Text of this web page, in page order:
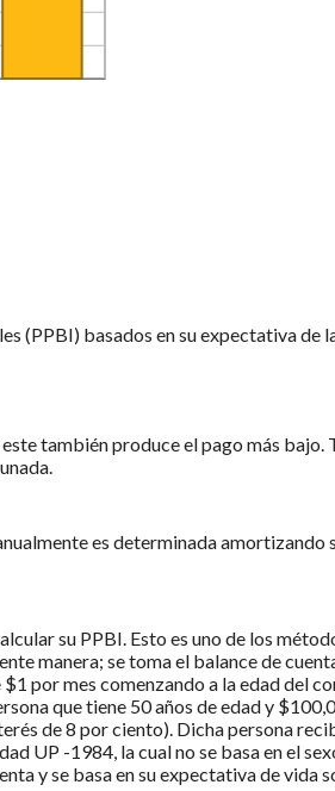
(PPBI) basados en su expectativa de
también produce el pago más bajo.
es determinada amortizando
su PPBI. Esto es uno de los
manera; se toma el balance de
por mes comenzando a la edad del
que tiene 50 años de edad y
de 8 por ciento). Dicha persona
UP -1984, la cual no se basa en el
y se basa en su expectativa de vida